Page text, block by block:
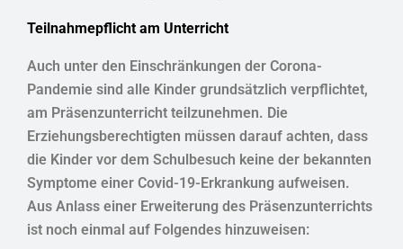
Teilnahmepflicht am Unterricht
Auch unter den Einschränkungen der Corona-
Pandemie sind alle Kinder grundsätzlich verpflichtet,
am Präsenzunterricht teilzunehmen. Die
Erziehungsberechtigten müssen darauf achten, dass
die Kinder vor dem Schulbesuch keine der bekannten
Symptome einer Covid-19-Erkrankung aufweisen.
Aus Anlass einer Erweiterung des Präsenzunterrichts
ist noch einmal auf Folgendes hinzuweisen: